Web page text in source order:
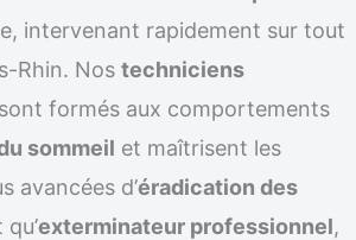
intervenant rapidement sur tout
Rhin. Nos techniciens
sont formés aux comportements
sommeil et maîtrisent les
avancées d’éradication des
exterminateur professionnel,